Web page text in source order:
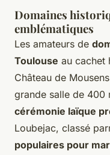
Domaines
emblématiques
Les amateurs de
Toulouse au cachet
Château de
grande salle de 400
cérémonie laïque
Loubejac, classé
populaires pour